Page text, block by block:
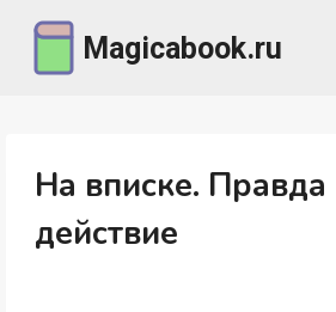
содержимому
Magicabook.ru
На вписке. Правда
действие